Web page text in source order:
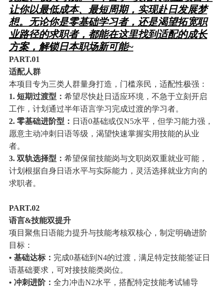
让你以最低成本、最短周期，实现赴日发展梦
想。
无论你是零基础学习者，还是渴望拓宽职
业路径的求职者，都能在这里找到适配的成长
方案，解锁日本职场新可能~
PART.01
适配人群
本项目专为三类人群量身打造，门槛亲民，适配性极强：
1. 短期过渡型： 希望尽快赴日适应环境，不急于立刻开启
工作，计划通过半年语言学习完成过渡的学习者。
2. 零基础进阶型： 日语0基础或仅N5水平，但学习能力强，
愿意主动冲刺日语等级，渴望快速掌握实用技能的从业
者。
3. 双轨选择型： 希望保留技能岗与文职岗双重就业可能，
计划根据自身日语水平与实际能力，灵活选择就业方向的
求职者。
PART.02
语言&技能双提升
项目聚焦日语能力提升与技能考核双核心，制定明确进阶
目标：
• 基础达标： 完成0基础到N4的过渡，满足特定技能签证日
语基础要求，可对接技能类岗位。
• 冲刺进阶： 全力冲击N2水平，搭配特定技能考试辅导